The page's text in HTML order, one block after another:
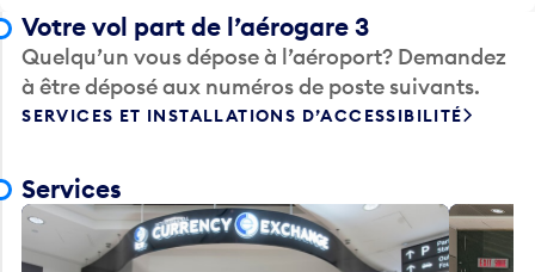
Votre vol part de l’aérogare 3
Quelqu’un vous dépose à l’aéroport? Demandez
à être déposé aux numéros de poste suivants.
SERVICES ET INSTALLATIONS D’ACCESSIBILITÉ
Services